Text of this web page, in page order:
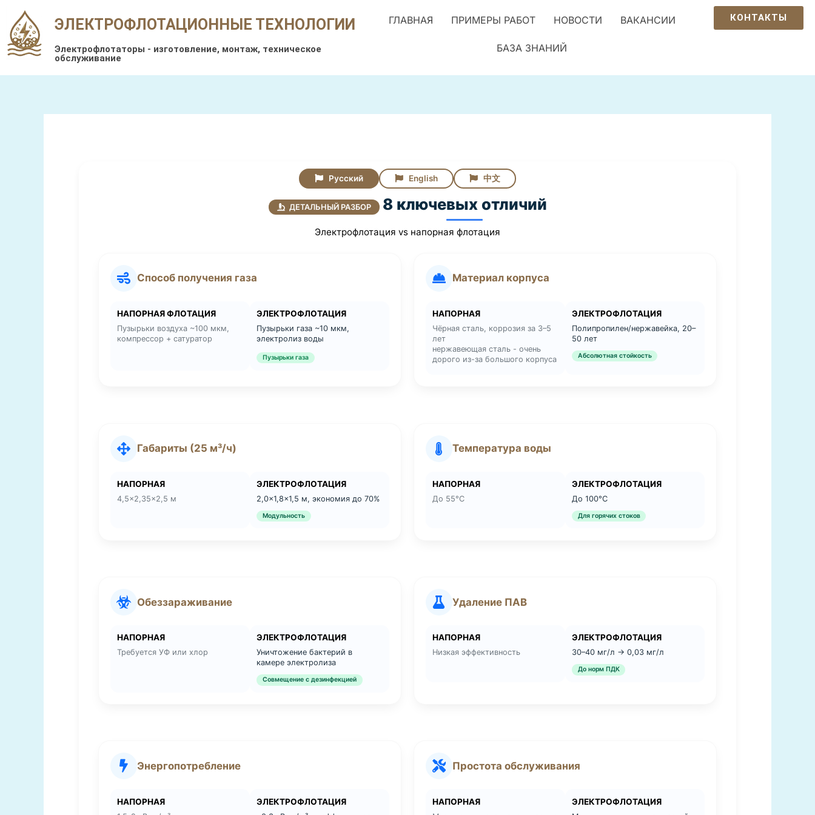
Перейти
содержимому
ЭЛЕКТРОФЛОТАЦИОННЫЕ ТЕХНОЛОГИИ
Электрофлотаторы - изготовление, монтаж, техническое
обслуживание
ГЛАВНАЯ ПРИМЕРЫ РАБОТ НОВОСТИ ВАКАНСИИ
БАЗА ЗНАНИЙ
КОНТАКТЫ
Русский English 中文
ДЕТАЛЬНЫЙ РАЗБОР 8 ключевых отличий
Электрофлотация vs напорная флотация
Способ получения газа
НАПОРНАЯ ФЛОТАЦИЯ
Пузырьки воздуха ~100 мкм,
компрессор + сатуратор
ЭЛЕКТРОФЛОТАЦИЯ
Пузырьки газа ~10 мкм,
электролиз воды
Пузырьки газа
Материал корпуса
НАПОРНАЯ
Чёрная сталь, коррозия за 3–5
лет
нержавеющая сталь - очень
дорого из-за большого корпуса
ЭЛЕКТРОФЛОТАЦИЯ
Полипропилен/нержавейка, 20–
50 лет
Абсолютная стойкость
Габариты (25 м³/ч)
НАПОРНАЯ
4,5×2,35×2,5 м
ЭЛЕКТРОФЛОТАЦИЯ
2,0×1,8×1,5 м, экономия до 70%
Модульность
Температура воды
НАПОРНАЯ
До 55°C
ЭЛЕКТРОФЛОТАЦИЯ
До 100°C
Для горячих стоков
Обеззараживание
НАПОРНАЯ
Требуется УФ или хлор
ЭЛЕКТРОФЛОТАЦИЯ
Уничтожение бактерий в
камере электролиза
Совмещение с дезинфекцией
Удаление ПАВ
НАПОРНАЯ
Низкая эффективность
ЭЛЕКТРОФЛОТАЦИЯ
30–40 мг/л → 0,03 мг/л
До норм ПДК
Энергопотребление
НАПОРНАЯ ЭЛЕКТРОФЛОТАЦИЯ
Простота обслуживания
НАПОРНАЯ ЭЛЕКТРОФЛОТАЦИЯ